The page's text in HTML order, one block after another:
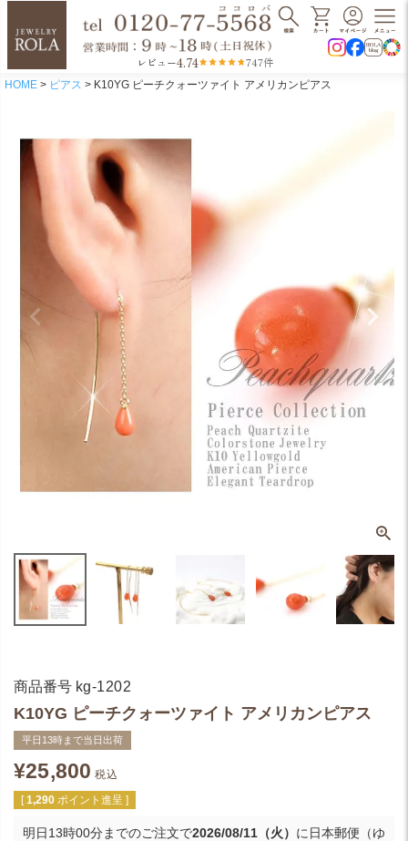
レビュー4.74 747件
HOME ピアス K10YG ピーチクォーツァイト アメリカンピアス
商品番号 kg-1202
K10YG ピーチクォーツァイト アメリカンピアス
平日13時まで当日出荷
¥25,800 税込
[ 1,290 ポイント進呈 ]
明日13時00分までのご注文で2026/08/11（火） に 日本郵便（ゆ